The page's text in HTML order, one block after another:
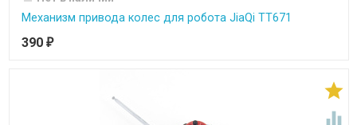
Механизм привода колес для робота JiaQi TT671
390 ₽

